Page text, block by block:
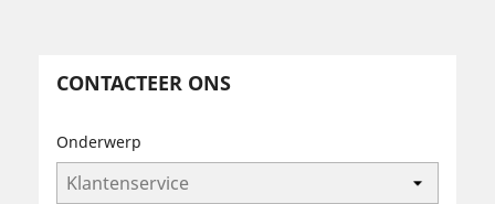
CONTACTEER ONS
Onderwerp